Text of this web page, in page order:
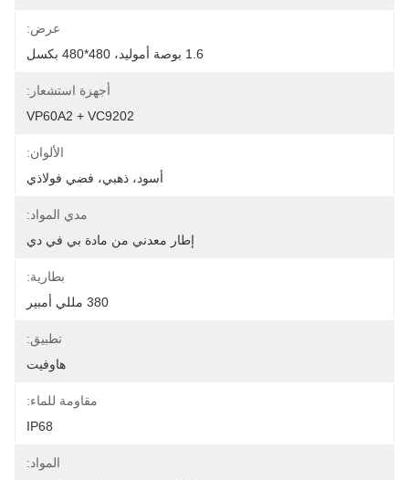
عرض:
1.6 بوصة أموليد، 480*480 بكسل
أجهزة استشعار:
VP60A2 + VC9202
الألوان:
أسود، ذهبي، فضي فولاذي
مدي المواد:
إطار معدني من مادة بي في دي
بطارية:
380 مللي أمبير
تطبيق:
هاوفيت
مقاومة للماء:
IP68
المواد: